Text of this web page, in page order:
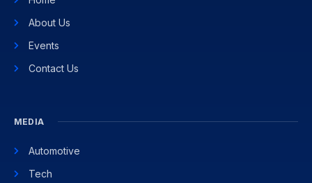
About Us
Events
Contact Us
MEDIA
Automotive
Tech